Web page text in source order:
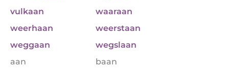
vulkaan
waaraan
weerhaan
weerstaan
weggaan
wegslaan
aan
baan